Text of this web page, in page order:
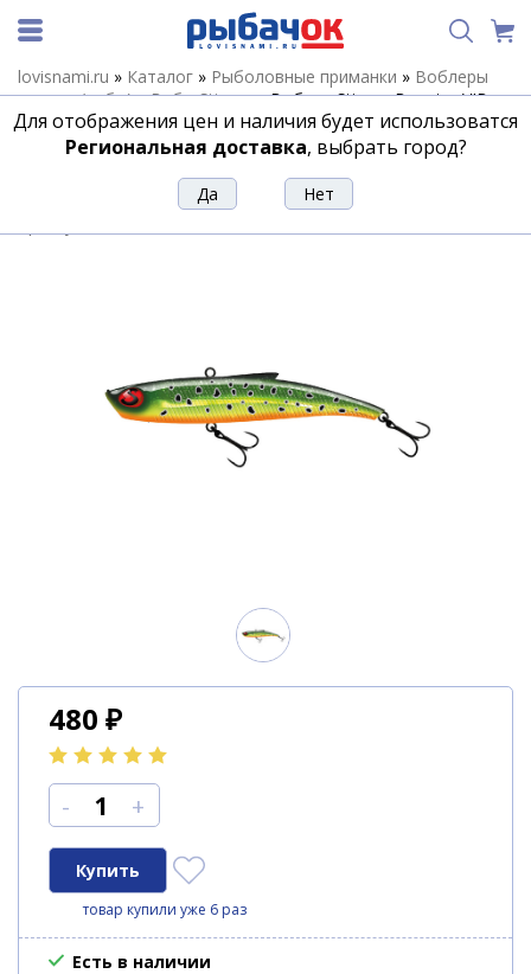
lovisnami.ru » Каталог » Рыболовные приманки » Воблеры
зимние (вибы)»Вибы Stinger»Воблер Stinger Booster VIB
30гр-95мм #016
Воблер Stinger Booster VIB 30гр-95мм
480 ₽
- +
товар купили уже 6 раз
Есть в наличии
Для отображения цен и наличия будет использоватся
Региональная доставка, выбрать город?